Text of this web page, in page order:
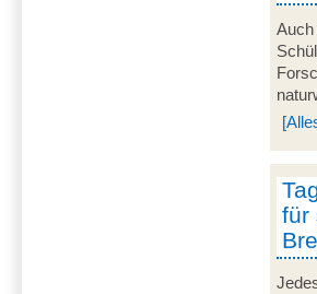
Auch
für